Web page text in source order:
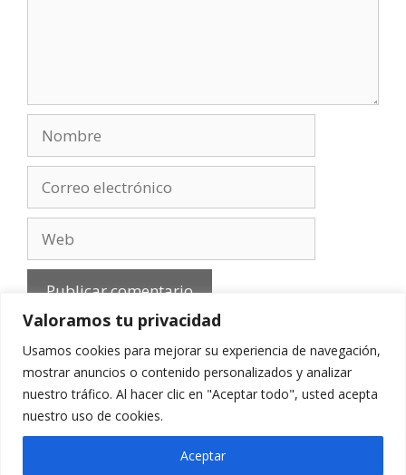
Valoramos tu privacidad
Usamos cookies para mejorar su experiencia de navegación,
mostrar anuncios o contenido personalizados y analizar
nuestro tráfico. Al hacer clic en "Aceptar todo", usted acepta
nuestro uso de cookies.
Aceptar
electrónico
Aviso Legal-Política de privacidad
Contacto